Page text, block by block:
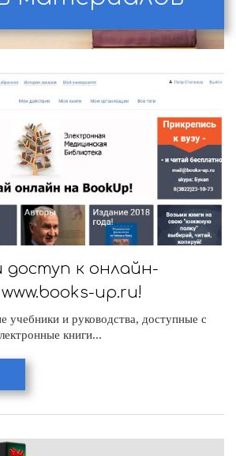
доступ к онлайн-
up.ru!
учебники и руководства, доступные с
книги...